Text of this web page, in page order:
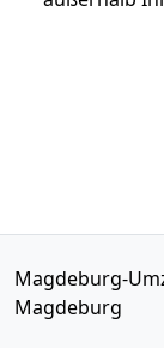
Magdeburg-
Magdeburg